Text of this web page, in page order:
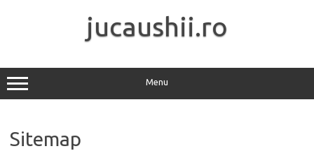
jucaushii.ro
Menu
Sitemap